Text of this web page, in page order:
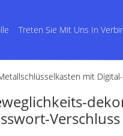
Treten Sie Mit Uns In
mit
Verschluss